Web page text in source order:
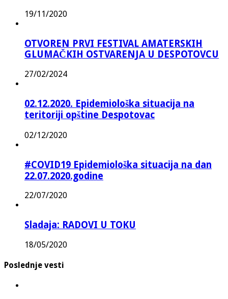
19/11/2020
OTVOREN PRVI FESTIVAL AMATERSKIH
GLUMAČKIH OSTVARENJA U DESPOTOVCU
27/02/2024
02.12.2020. Epidemiološka situacija na
teritoriji opštine Despotovac
02/12/2020
#COVID19 Epidemiološka situacija na dan
22.07.2020.godine
22/07/2020
Sladaja: RADOVI U TOKU
18/05/2020
Poslednje vesti